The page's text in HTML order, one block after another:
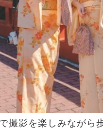
撮影を楽しみながら